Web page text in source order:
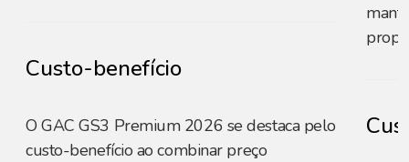
Custo-benefício
O GAC GS3 Premium 2026 se destaca pelo
custo-benefício ao combinar preço